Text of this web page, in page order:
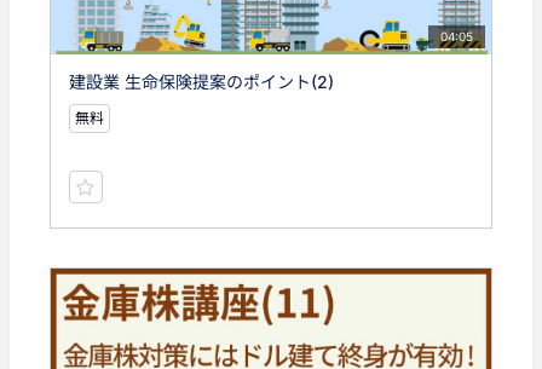
04:05
建設業 生命保険提案のポイント(2)
無料